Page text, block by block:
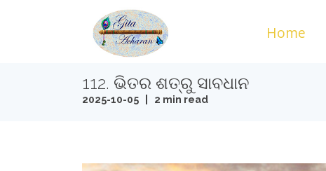
Home
112. ଭିତର ଶତ୍ରୁ ସାବଧାନ
2025-10-05 | 2 min read